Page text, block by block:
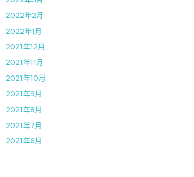
2022年2月
2022年1月
2021年12月
2021年11月
2021年10月
2021年9月
2021年8月
2021年7月
2021年6月